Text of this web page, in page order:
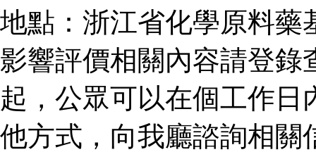
地點：浙江省化學原料藥
影響評價相關內容請登錄
起，公眾可以在個工作
他方式，向我廳諮詢相關